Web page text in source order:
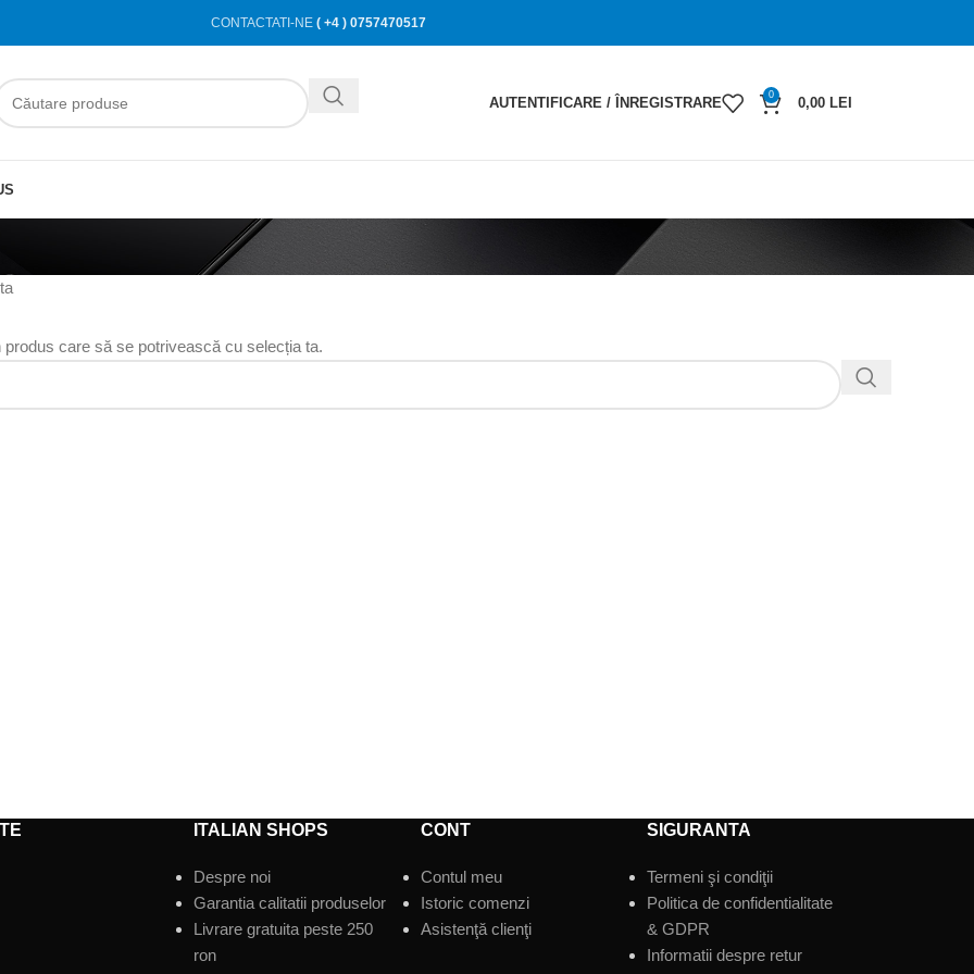
CONTACTATI-NE ( +4 ) 0757470517
AUTENTIFICARE / ÎNREGISTRARE
0
0,00 LEI
produs care să se potrivească cu selecția ta.
ITALIAN SHOPS
Despre noi
Garantia calitatii produselor
Livrare gratuita peste 250
ron
CONT
Contul meu
Istoric comenzi
Asistenţă clienţi
SIGURANTA
Termeni şi condiţii
Politica de confidentialitate
& GDPR
Informatii despre retur